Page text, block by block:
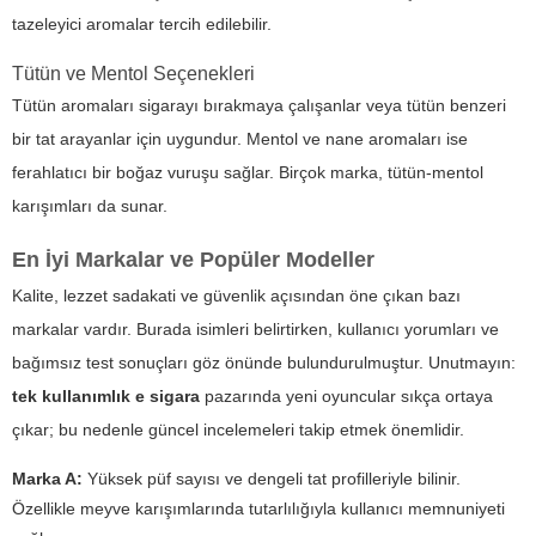
tazeleyici aromalar tercih edilebilir.
Tütün ve Mentol Seçenekleri
Tütün aromaları sigarayı bırakmaya çalışanlar veya tütün benzeri
bir tat arayanlar için uygundur. Mentol ve nane aromaları ise
ferahlatıcı bir boğaz vuruşu sağlar. Birçok marka, tütün-mentol
karışımları da sunar.
En İyi Markalar ve Popüler Modeller
Kalite, lezzet sadakati ve güvenlik açısından öne çıkan bazı
markalar vardır. Burada isimleri belirtirken, kullanıcı yorumları ve
bağımsız test sonuçları göz önünde bulundurulmuştur. Unutmayın:
tek kullanımlık e sigara pazarında yeni oyuncular sıkça ortaya
çıkar; bu nedenle güncel incelemeleri takip etmek önemlidir.
Marka A: Yüksek püf sayısı ve dengeli tat profilleriyle bilinir.
Özellikle meyve karışımlarında tutarlılığıyla kullanıcı memnuniyeti